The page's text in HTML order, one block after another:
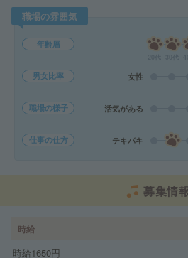
職場の雰囲気
年齢層
男女比率 女性
職場の様子 活気がある
仕事の仕方 テキパキ
募集情
時給
時給1650円